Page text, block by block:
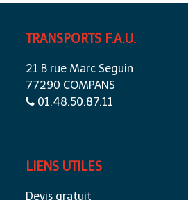
TRANSPORTS F.A.U.
21 B rue Marc Seguin
77290 COMPANS
01.48.50.87.11
LIENS UTILES
Devis gratuit